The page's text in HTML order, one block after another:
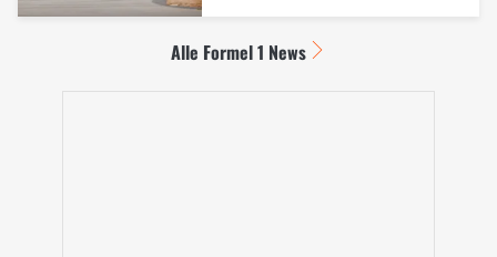
Alle Formel 1 News